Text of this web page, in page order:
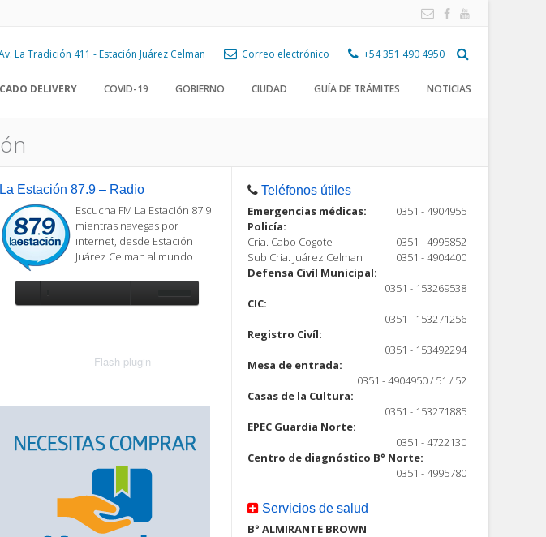
La Tradición 411 - Estación Juárez Celman Correo electrónico +54 351 490 4950
DELIVERY COVID-19 GOBIERNO CIUDAD GUÍA DE TRÁMITES NOTICIAS
La Estación 87.9 – Radio
Escucha FM La Estación 87.9
mientras navegas por
internet, desde Estación
Juárez Celman al mundo
Flash plugin
Teléfonos útiles
Emergencias médicas:
0351 - 4904955
Policía:
Cria. Cabo Cogote
0351 - 4995852
Sub Cria. Juárez Celman
0351 - 4904400
Defensa Civíl Municipal:
0351 - 153269538
CIC:
0351 - 153271256
Registro Civíl:
0351 - 153492294
Mesa de entrada:
0351 - 4904950 / 51 / 52
Casas de la Cultura:
0351 - 153271885
EPEC Guardia Norte:
0351 - 4722130
Centro de diagnóstico B° Norte:
0351 - 4995780
Servicios de salud
B° ALMIRANTE BROWN